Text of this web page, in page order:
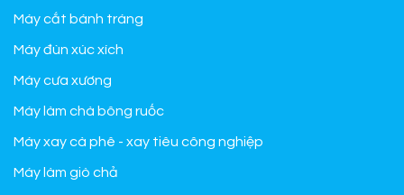
Máy cắt bánh tráng
Máy đùn xúc xích
Máy cưa xương
Máy làm chà bông ruốc
Máy xay cà phê - xay tiêu công nghiệp
Máy làm giò chả